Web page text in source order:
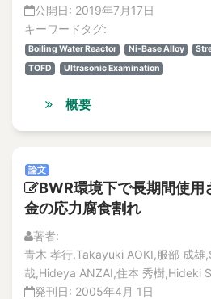
公開日: 2019年7月17日
キーワードタグ:
Boiling Water Reactor Ni-Base Alloy
TOFD
Ultrasonic Examination
概要
論文
BWR環境下で長期間使用
金の応力腐食割れ
著者:
青木 孝行,Takayuki AOKI,服部 成雄
哉,Hideya ANZAI,住本 秀樹,Hideki
発刊日: 2005年4月 1日